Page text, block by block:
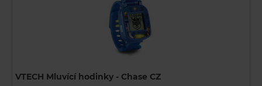
VTECH Mluvící hodinky - Chase CZ